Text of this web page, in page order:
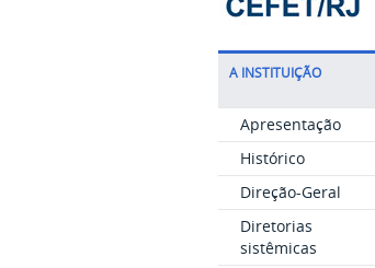
A INSTITUIÇÃO
Apresentação
Histórico
Direção-Geral
Diretorias
sistêmicas